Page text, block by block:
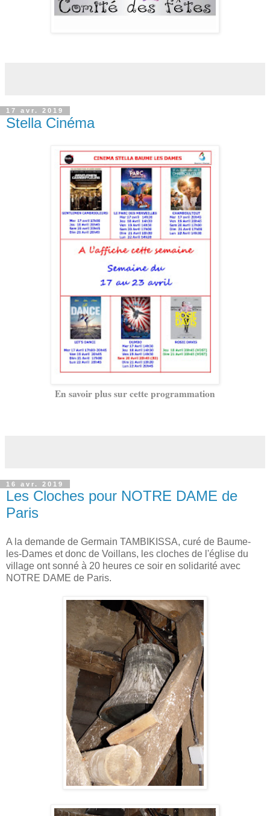
17 avr. 2019
Stella Cinéma
En savoir plus sur cette programmation
16 avr. 2019
Les Cloches pour NOTRE DAME de
Paris
A la demande de Germain TAMBIKISSA, curé de Baume-
les-Dames et donc de Voillans, les cloches de l'église du
village ont sonné à 20 heures ce soir en solidarité avec
NOTRE DAME de Paris.